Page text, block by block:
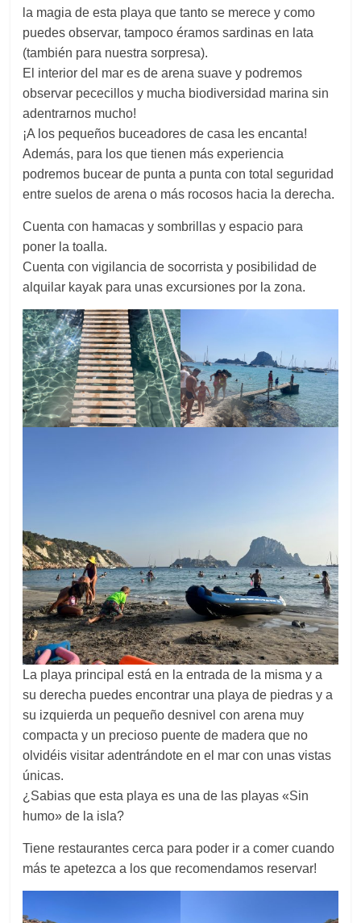
la magia de esta playa que tanto se merece y como
puedes observar, tampoco éramos sardinas en lata
(también para nuestra sorpresa).
El interior del mar es de arena suave y podremos
observar pececillos y mucha biodiversidad marina sin
adentrarnos mucho!
¡A los pequeños buceadores de casa les encanta!
Además, para los que tienen más experiencia
podremos bucear de punta a punta con total seguridad
entre suelos de arena o más rocosos hacia la derecha.
Cuenta con hamacas y sombrillas y espacio para
poner la toalla.
Cuenta con vigilancia de socorrista y posibilidad de
alquilar kayak para unas excursiones por la zona.
La playa principal está en la entrada de la misma y a
su derecha puedes encontrar una playa de piedras y a
su izquierda un pequeño desnivel con arena muy
compacta y un precioso puente de madera que no
olvidéis visitar adentrándote en el mar con unas vistas
únicas.
¿Sabias que esta playa es una de las playas «Sin
humo» de la isla?
Tiene restaurantes cerca para poder ir a comer cuando
más te apetezca a los que recomendamos reservar!